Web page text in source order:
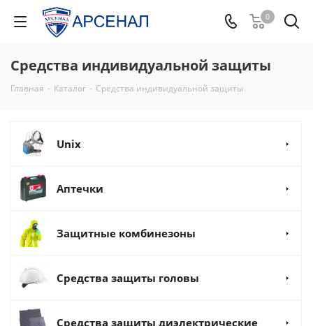
0
Средства индивидуальной защиты
Главная - Каталог - Средства индивидуальной защиты
Unix
Аптечки
Защитные комбинезоны
Средства защиты головы
Средства защиты диэлектрические